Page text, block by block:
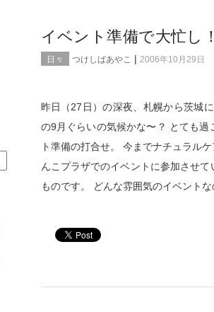
イベント準備で大忙し
日々 つけしばあやこ | 2006年10月29日
昨日（27日）の深夜、札幌から茨城
の9月ぐらいの気候かな〜？ とても
ト準備の打合せ。 今までナチュラル
んこプラザでのイベントに参加させ
ものです。 どんな雰囲気のイベン